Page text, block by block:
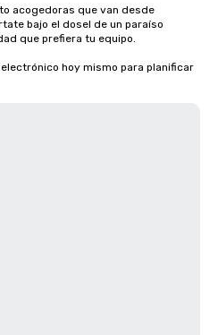
acogedoras que van desde
bajo el dosel de un paraíso
que prefiera tu equipo.
hoy mismo para planificar